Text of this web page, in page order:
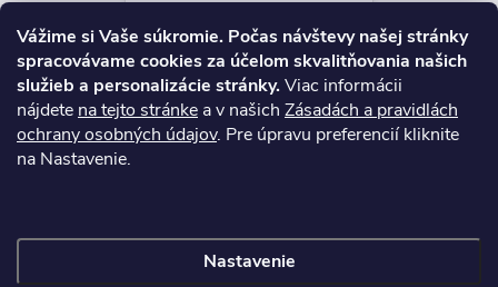
Vážime si Vaše súkromie. Počas návštevy našej stránky
spracovávame cookies za účelom skvalitňovania našich
služieb a personalizácie stránky.Viac informácii
nájdete na tejto stránke a v našich Zásadách a pravidlách
ochrany osobných údajov. Pre úpravu preferencií kliknite
na Nastavenie.
Nastavenie
Aktuálne ceny tovaru
platné od : 8/8/2026